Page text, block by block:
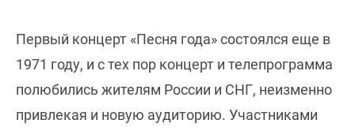
Первый концерт «Песня года» состоялся еще в
1971 году, и с тех пор концерт и телепрограмма
полюбились жителям России и СНГ, неизменно
привлекая и новую аудиторию. Участниками